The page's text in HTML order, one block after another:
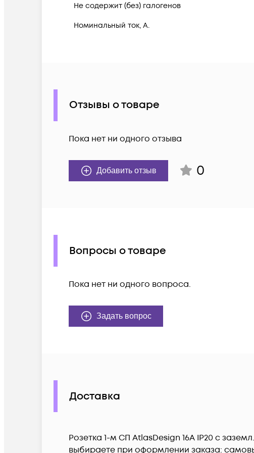
Не содержит (без) галогенов
Номинальный ток, А.
Отзывы о товаре
Пока нет ни одного отзыва
Добавить отзыв 0
Вопросы о товаре
Пока нет ни одного вопроса.
Задать вопрос
Доставка
Розетка 1-м СП AtlasDesign 16А IP20 с
выбираете при оформлении заказа: